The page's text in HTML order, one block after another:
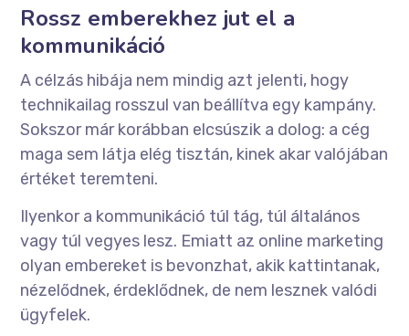
Rossz emberekhez jut el a
kommunikáció
A célzás hibája nem mindig azt jelenti, hogy
technikailag rosszul van beállítva egy kampány.
Sokszor már korábban elcsúszik a dolog: a cég
maga sem látja elég tisztán, kinek akar valójában
értéket teremteni.
Ilyenkor a kommunikáció túl tág, túl általános
vagy túl vegyes lesz. Emiatt az online marketing
olyan embereket is bevonzhat, akik kattintanak,
nézelődnek, érdeklődnek, de nem lesznek valódi
ügyfelek.